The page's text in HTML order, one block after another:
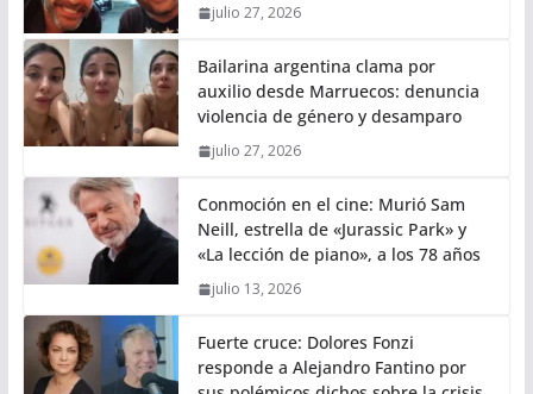
julio 27, 2026
Bailarina argentina clama por
auxilio desde Marruecos: denuncia
violencia de género y desamparo
julio 27, 2026
Conmoción en el cine: Murió Sam
Neill, estrella de «Jurassic Park» y
«La lección de piano», a los 78 años
julio 13, 2026
Fuerte cruce: Dolores Fonzi
responde a Alejandro Fantino por